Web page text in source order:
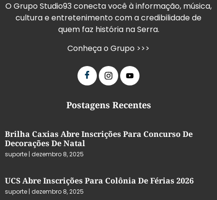
O Grupo Studio93 conecta você à informação, música,
cultura e entretenimento com a credibilidade de
quem faz história na Serra.
Conheça o Grupo >>>
Postagens Recentes
Brilha Caxias Abre Inscrições Para Concurso De
Decorações De Natal
suporte dezembro 8, 2025
UCS Abre Inscrições Para Colônia De Férias 2026
suporte dezembro 8, 2025